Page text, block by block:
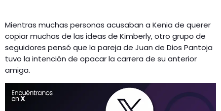
Mientras muchas personas acusaban a Kenia de querer
copiar muchas de las ideas de Kimberly, otro grupo de
seguidores pensó que la pareja de Juan de Dios Pantoja
tuvo la intención de opacar la carrera de su anterior
amiga.